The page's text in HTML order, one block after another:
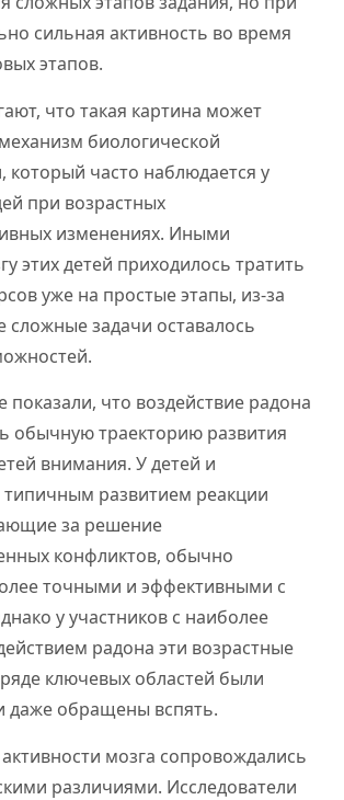
сильная активность во время
этапов.
что такая картина может
биологической
который часто наблюдается у
при возрастных
изменениях. Иными
этих детей приходилось тратить
уже на простые этапы, из-за
сложные задачи оставалось
показали, что воздействие радона
обычную траекторию развития
внимания. У детей и
типичным развитием реакции
за решение
конфликтов, обычно
точными и эффективными с
у участников с наиболее
радона эти возрастные
ключевых областей были
даже обращены вспять.
мозга сопровождались
различиями. Исследователи